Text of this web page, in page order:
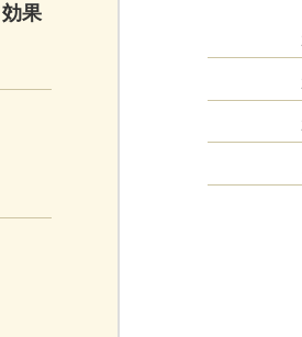
果